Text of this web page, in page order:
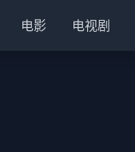
电影 电视剧